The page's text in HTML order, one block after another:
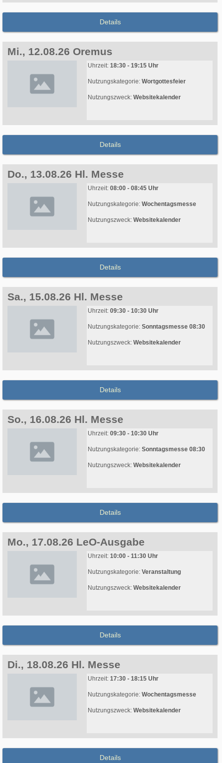
Details
Mi., 12.08.26 Oremus
Uhrzeit: 18:30 - 19:15 Uhr
Nutzungskategorie: Wortgottesfeier
Nutzungszweck: Websitekalender
Details
Do., 13.08.26 Hl. Messe
Uhrzeit: 08:00 - 08:45 Uhr
Nutzungskategorie: Wochentagsmesse
Nutzungszweck: Websitekalender
Details
Sa., 15.08.26 Hl. Messe
Uhrzeit: 09:30 - 10:30 Uhr
Nutzungskategorie: Sonntagsmesse 08:30
Nutzungszweck: Websitekalender
Details
So., 16.08.26 Hl. Messe
Uhrzeit: 09:30 - 10:30 Uhr
Nutzungskategorie: Sonntagsmesse 08:30
Nutzungszweck: Websitekalender
Details
Mo., 17.08.26 LeO-Ausgabe
Uhrzeit: 10:00 - 11:30 Uhr
Nutzungskategorie: Veranstaltung
Nutzungszweck: Websitekalender
Details
Di., 18.08.26 Hl. Messe
Uhrzeit: 17:30 - 18:15 Uhr
Nutzungskategorie: Wochentagsmesse
Nutzungszweck: Websitekalender
Details